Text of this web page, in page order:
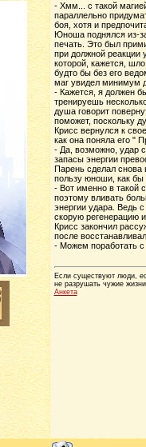
- Хмм... с такой
параллельно
боя, хотя и
Юноша поднялся из-
печать. Это был
при должной реакции
которой, кажется,
будто бы без его
маг увидел минимум
- Кажется, я должен
тренируешь
душа говорит
поможет, поскольку
Крисс вернулся к
как она поняла его "
- Да, возможно, удар
запасы энергии
Парень сделал снова
пользу юноши, как бы
- Вот именно в такой
поэтому вливать
энергии удара. Ведь
скорую регенерацию
Крисс закончил
после
- Можем поработать
Если существуют люди,
не разрушать чужие
Анкета